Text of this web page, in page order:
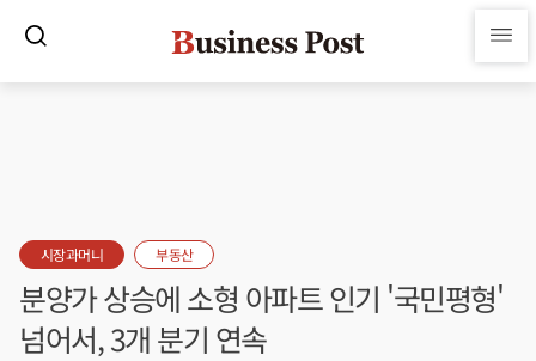
시장과머니 부동산
분양가 상승에 소형 아파트 인기 '국민평형'
넘어서, 3개 분기 연속